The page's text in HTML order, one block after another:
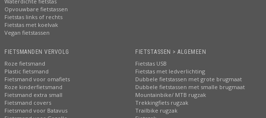
Opvouwbare fietstassen
Fietstas links of rechts
Fietstas met koelvak
Vegan fietstassen
FIETSMANDEN VERVOLG
Roze fietsmand
Plastic fietsmand
Fietsmand voor omafiets
Roze kinderfietsmand
Fietsmand extra small
Fietsmand covers
Fietsmand voor Batavus
FIETSTASSEN > ALGEMEEN
Fietstas USB
Fietstas met ledverlichting
Dubbele fietstassen met grote brugmaat
Dubbele fietstassen met smalle brugmaat
Mountainbike/ MTB rugzak
Trekkingfiets rugzak
Trailbike rugzak